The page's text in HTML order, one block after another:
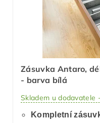
Zásuvka Antaro,
- barva bílá
Skladem u dodavatele
Kompletní